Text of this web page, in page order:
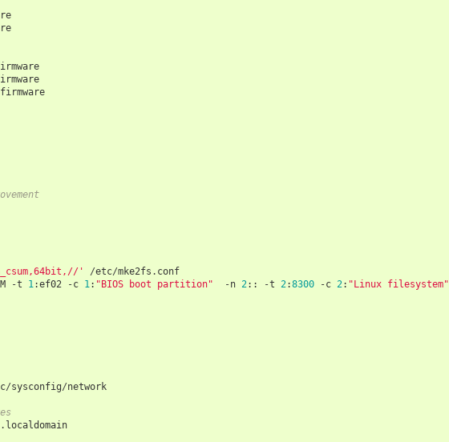
firmware
' /etc/mke2fs . conf
M -t 1:ef02 -c 1: "BIOS boot partition" -n 2:: -t 2:8300 -c 2: "Linux filesystem"
/sysconfig/network
. localdomain